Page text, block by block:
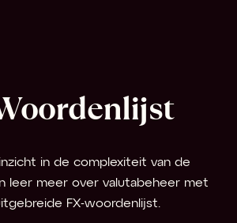
in de complexiteit van de
leer meer over valutabeheer met
FX-woordenlijst.